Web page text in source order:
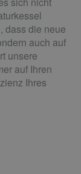
dass die neue
auch auf
unsere
auf Ihren
Ihres